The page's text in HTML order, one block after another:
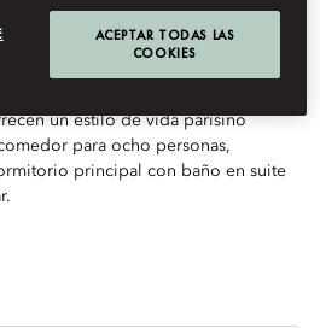
un estilo de vida parisino
para ocho personas,
principal con baño en suite
ACEPTAR TODAS LAS
COOKIES